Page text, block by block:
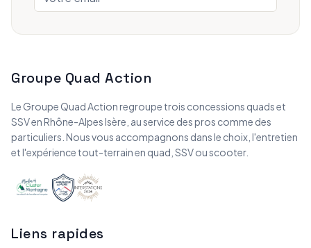
Groupe Quad Action
Le Groupe Quad Action regroupe trois concessions quads et
SSV en Rhône-Alpes Isère, au service des pros comme des
particuliers. Nous vous accompagnons dans le choix, l'entretien
et l'expérience tout-terrain en quad, SSV ou scooter.
Liens rapides